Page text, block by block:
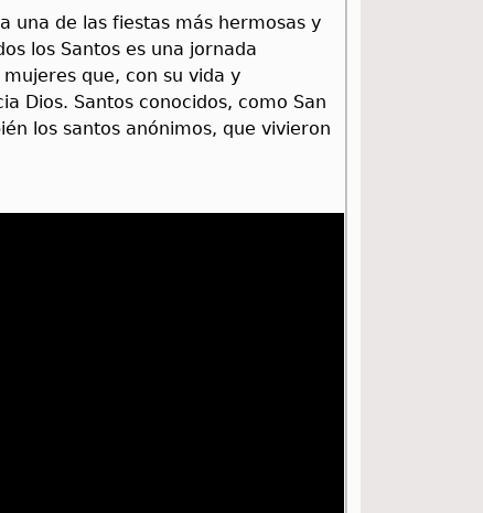
una de las fiestas más hermosas y
los Santos es una jornada
que, con su vida y
Dios. Santos conocidos, como San
los santos anónimos, que vivieron